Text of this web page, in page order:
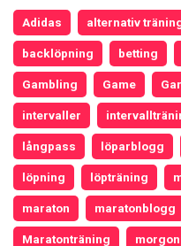
Adidas alternativ
backlöpning betting
Gambling Game
intervaller
långpass löparblogg
löpning löpträning
maraton maratonblogg
Maratonträning